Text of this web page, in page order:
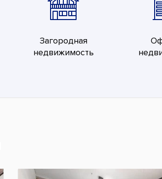
Загородная
недвижимость